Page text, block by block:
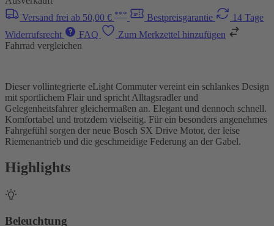
Versand frei ab 50,00 € *** Bestpreisgarantie
14 Tage
Widerrufsrecht
FAQ
Zum Merkzettel hinzufügen
Fahrrad vergleichen
Dieser vollintegrierte eLight Commuter vereint ein schlankes Design
mit sportlichem Flair und spricht Alltagsradler und
Gelegenheitsfahrer gleichermaßen an. Elegant und dennoch schnell.
Komfortabel und trotzdem vielseitig. Für ein besonders angenehmes
Fahrgefühl sorgen der neue Bosch SX Drive Motor, der leise
Riemenantrieb und die geschmeidige Federung an der Gabel.
Highlights
Beleuchtung